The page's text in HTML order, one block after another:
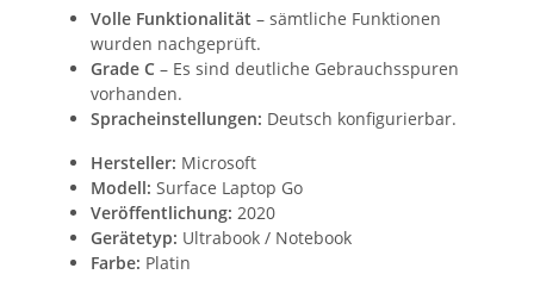
Volle Funktionalität – sämtliche Funktionen
wurden nachgeprüft.
Grade C – Es sind deutliche Gebrauchsspuren
vorhanden.
Spracheinstellungen: Deutsch konfigurierbar.
Hersteller: Microsoft
Modell: Surface Laptop Go
Veröffentlichung: 2020
Gerätetyp: Ultrabook / Notebook
Farbe: Platin